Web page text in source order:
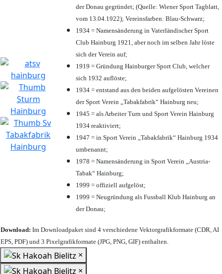
der Donau gegründet; (Quelle: Wiener Sport Tagblatt,
vom 13.04.1922); Vereinsfarben: Blau-Schwarz;
1934 = Namensänderung in Vaterländischer Sport
Club Hainburg 1921, aber noch im selben Jahr löste
sich der Verein auf;
1919 = Gründung Hainburger Sport Club, welcher
sich 1932 auflöste;
1934 = entstand aus den beiden aufgelösten Vereinen
der Sport Verein „Tabakfabrik“ Hainburg neu;
1945 = als Arbeiter Turn und Sport Verein Hainburg
1934 reaktiviert;
1947 = in Sport Verein „Tabakfabrik“ Hainburg 1934
umbenannt;
1978 = Namensänderung in Sport Verein „Austria-
Tabak“ Hainburg;
1999 = offiziell aufgelöst;
1999 = Neugründung als Fussball Klub Hainburg an
der Donau;
Download: Im Downloadpaket sind 4 verschiedene Vektorgrafikformate (CDR, AI
EPS, PDF) und 3 Pixelgrafikformate (JPG, PNG, GIF) enthalten.
×
×